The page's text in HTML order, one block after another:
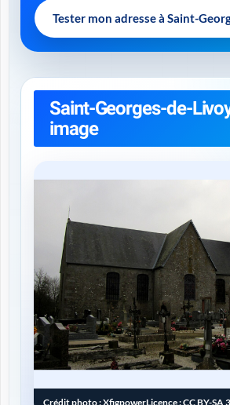
Tester mon adresse à Saint-
Saint-Georges-de-
image
Crédit photo :XfigpowerLicence :CC BY-SA